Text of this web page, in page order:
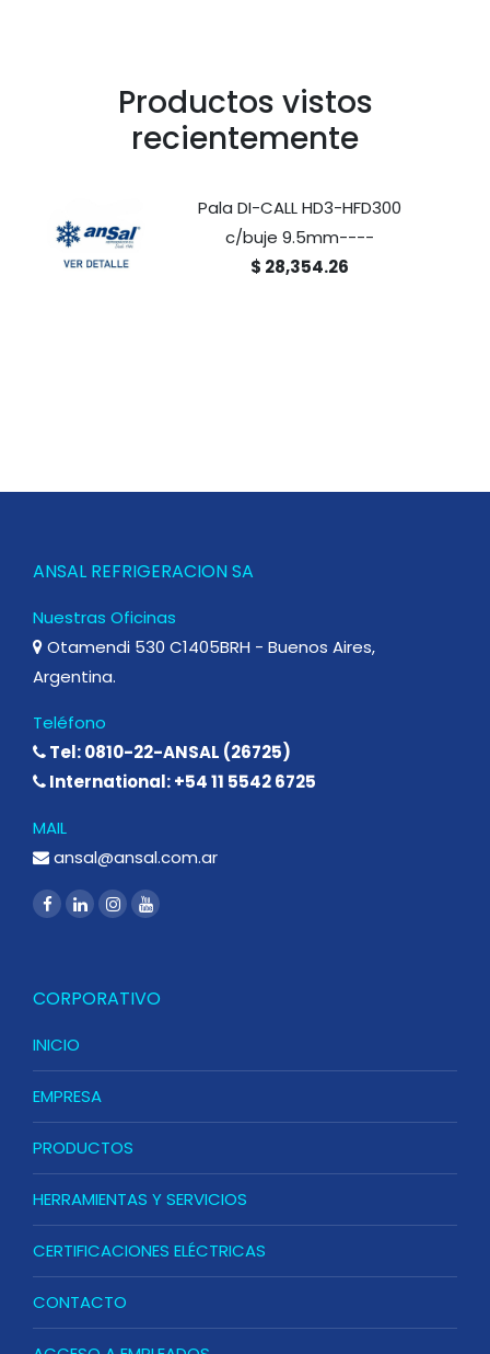
Productos vistos
recientemente
Pala DI-CALL HD3-HFD300
c/buje 9.5mm----
$ 28,354.26
ANSAL REFRIGERACION SA
Nuestras Oficinas
Otamendi 530 C1405BRH - Buenos Aires,
Argentina.
Teléfono
Tel: 0810-22-ANSAL (26725)
International: +54 11 5542 6725
MAIL
ansal@ansal.com.ar
CORPORATIVO
INICIO
EMPRESA
PRODUCTOS
HERRAMIENTAS Y SERVICIOS
CERTIFICACIONES ELÉCTRICAS
CONTACTO